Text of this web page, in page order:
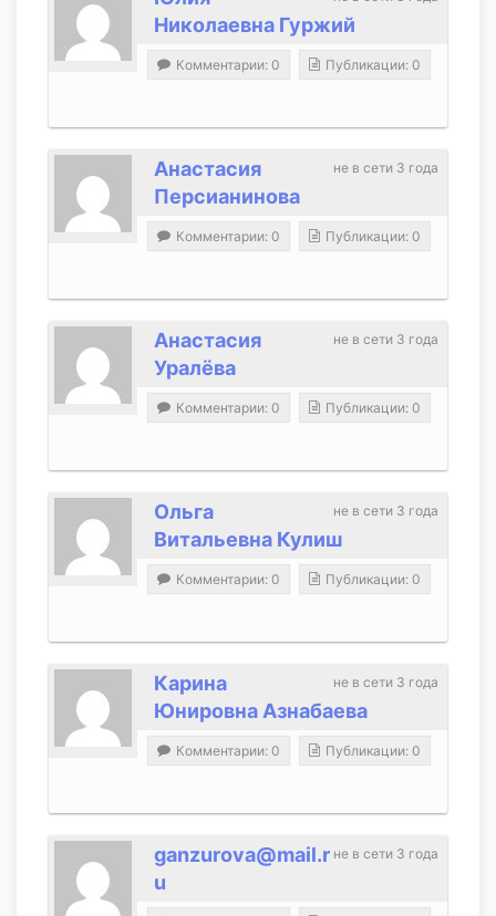
Николаевна Гуржий
Комментарии: 0 Публикации: 0
не в сети 3 года
Анастасия
Персианинова
Комментарии: 0 Публикации: 0
не в сети 3 года
Анастасия
Уралёва
Комментарии: 0 Публикации: 0
не в сети 3 года
Ольга
Витальевна Кулиш
Комментарии: 0 Публикации: 0
не в сети 3 года
Карина
Юнировна Азнабаева
Комментарии: 0 Публикации: 0
не в сети 3 года
ganzurova@mail.r
u